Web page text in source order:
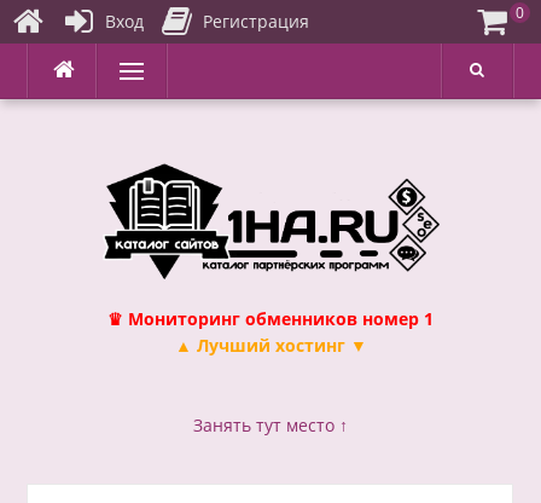
Перейти
содержимому
Меню
♛ Мониторинг обменников номер 1
▲ Лучший хостинг ▼
Занять тут место ↑
Вход Регистрация 0